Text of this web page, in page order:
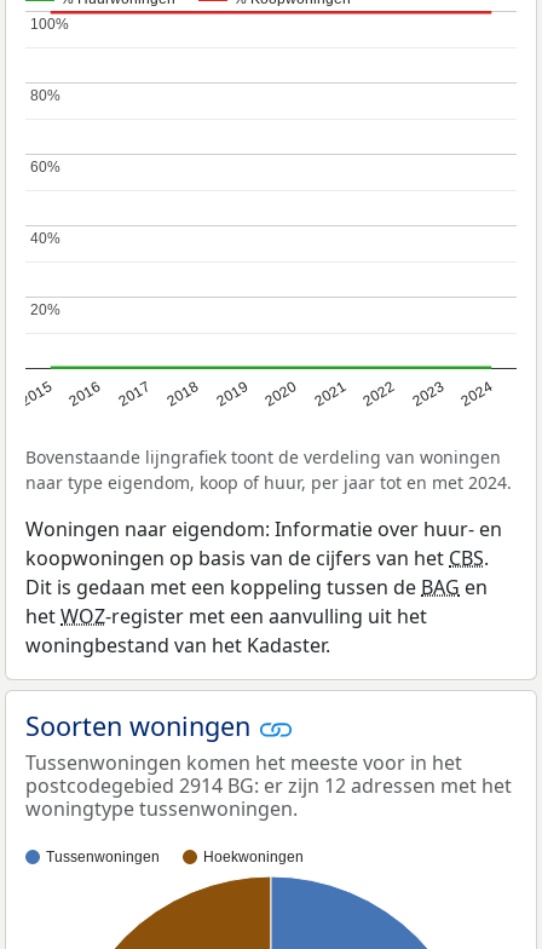
2015 2016 2017 2018 2019 2020 2021 2022 2023 2024
20%
20%
40%
40%
60%
60%
80%
80%
100%
100%
Bovenstaande lijngrafiek toont de verdeling van woningen
naar type eigendom, koop of huur, per jaar tot en met 2024.
Woningen naar eigendom: Informatie over huur- en
koopwoningen op basis van de cijfers van het CBS.
Dit is gedaan met een koppeling tussen de BAG en
hetWOZ-register met een aanvulling uit het
woningbestand van het Kadaster.
Soorten woningen
Tussenwoningen komen het meeste voor in het
postcodegebied 2914 BG: er zijn 12 adressen met het
woningtype tussenwoningen.
Tussenwoningen Hoekwoningen